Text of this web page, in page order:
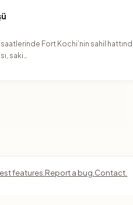
Fort Kochi’nin sahil
saki…
features. Report a bug. Contact.